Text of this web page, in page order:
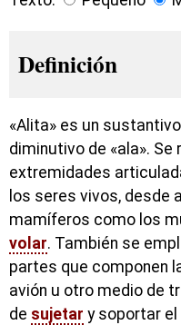
Definición
«Alita» es un
diminutivo de «ala».
extremidades
los seres vivos, desde
mamíferos como los
volar. También se
partes que componen
avión u otro medio de
de sujetar y soportar el